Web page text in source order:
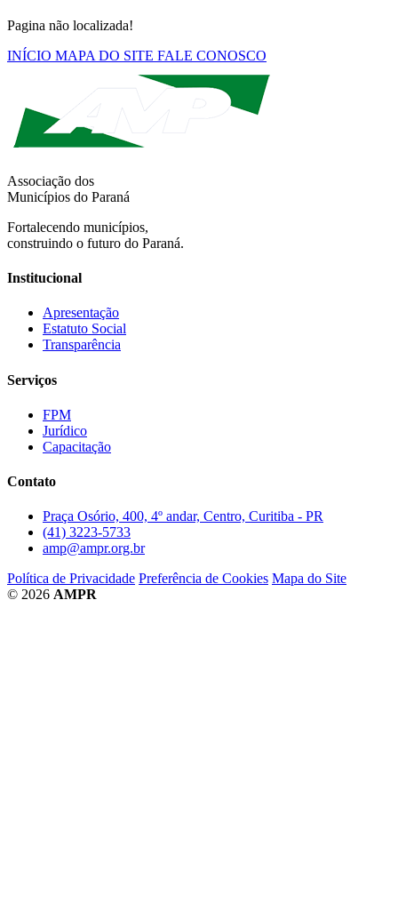
Pagina não localizada!
INÍCIO MAPA DO SITE FALE CONOSCO
Associação dos
Municípios do Paraná
Fortalecendo municípios,
construindo o futuro do Paraná.
Institucional
Apresentação
Estatuto Social
Transparência
Serviços
FPM
Jurídico
Capacitação
Contato
Praça Osório, 400, 4º andar, Centro, Curitiba - PR
(41) 3223-5733
amp@ampr.org.br
Política de Privacidade Preferência de Cookies Mapa do Site
© 2026 AMPR